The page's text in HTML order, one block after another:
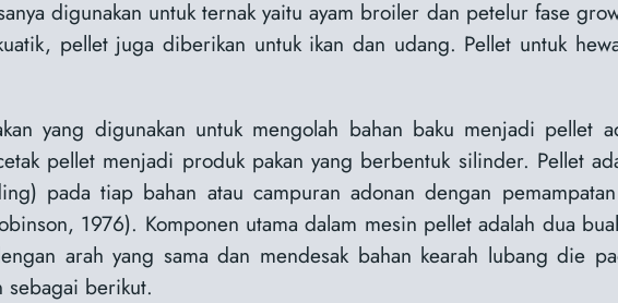
digunakan untuk ternak yaitu ayam broiler dan petelur fase
pellet juga diberikan untuk ikan dan udang. Pellet untuk
yang digunakan untuk mengolah bahan baku menjadi pellet
pellet menjadi produk pakan yang berbentuk silinder. Pellet
pada tiap bahan atau campuran adonan dengan
1976). Komponen utama dalam mesin pellet adalah dua
arah yang sama dan mendesak bahan kearah lubang die
sebagai berikut.